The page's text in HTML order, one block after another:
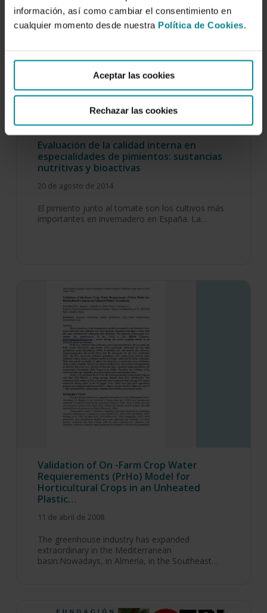
información, así como cambiar el consentimiento en
cualquier momento desde nuestra Política de Cookies.
Aceptar las cookies
Rechazar las cookies
Evaluación de la calidad interna en
especialidades de pimientos: sustancias
nutritivas y bioactivas
20 de agosto de 2014
El pimiento junto al tomate son los cultivos más
importantes en invernadero en España. La…
Validation of On -Farm Crop Water
Requierements (PrHo) Model for
Horticultural Crops in an Unheated
Plastic…
11 de abril de 2008
The greenhouse industry has expanded
extraordinary in the Mediterranean
basin.Nowadays, in Almería, in the Southeast…